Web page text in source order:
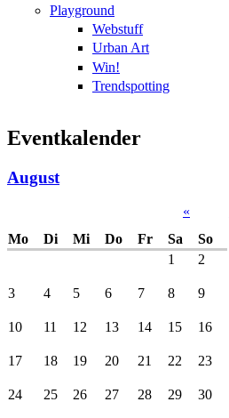
Playground
Webstuff
Urban Art
Win!
Trendspotting
Eventkalender
August
«
Mo
Di Mi Do Fr Sa
So
1
2
3 4 5 6 7 8 9
10 11 12 13 14 15 16
17 18 19 20 21 22 23
24 25 26 27 28 29 30